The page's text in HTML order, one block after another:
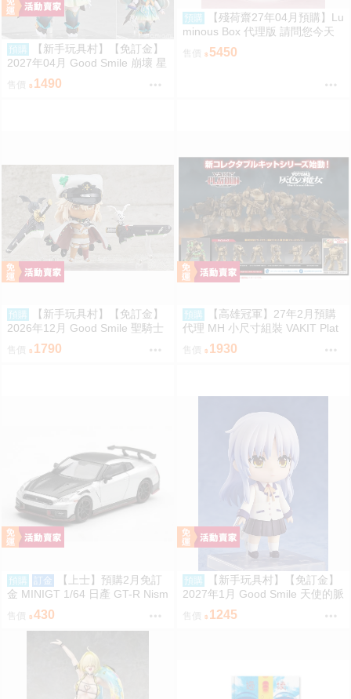
預購
【新手玩具村】【免訂金】
2027年04月 Good Smile 崩壞 星
穹鐵道 流螢 黏土人
1490
預購
【殘荷齋27年04月預購】Lu
minous Box 代理版 請問您今天
要來點兔子嗎？ 心愛 禮服Ver. 1/
7 PVC完成品 0906
5450
預購
【新手玩具村】【免訂金】
2026年12月 Good Smile 聖騎士
之戰-奮戰- 拉姆雷薩爾=瓦倫泰
黏土人 再販
售價 1790
預購
【高雄冠軍】27年2月預購
代理 MH 小尺寸組裝 VAKIT Plat
oon 裝甲騎兵 灰色的魔女 中盒6
入 0813
售價 1930
預購 訂金
【上士】預購2月免訂
金 MINIGT 1/64 日產 GT-R Nism
o 2024 銀 右駕 39681 0809
430
預購
【新手玩具村】【免訂金】
2027年1月 Good Smile 天使的脈
動Angel Beats! 立華奏 黏土人 再
1245